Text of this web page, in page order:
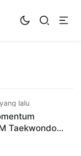
lalu
Taekwondo